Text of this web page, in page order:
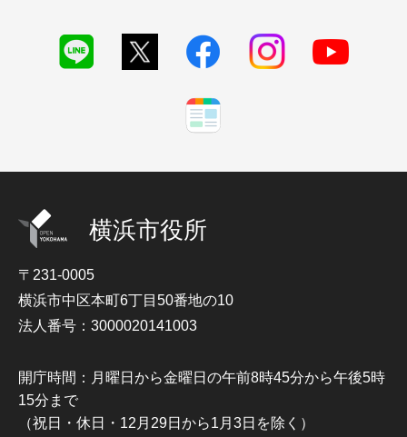
横浜市役所
〒231-0005
横浜市中区本町6丁目50番地の10
法人番号：3000020141003
開庁時間：月曜日から金曜日の午前8時45分から午後5時
15分まで
（祝日・休日・12月29日から1月3日を除く）